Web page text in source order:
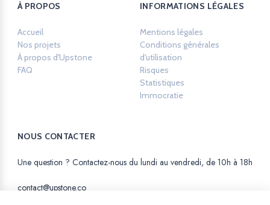
À PROPOS
Accueil
Nos projets
À propos d'Upstone
FAQ
INFORMATIONS LÉGALES
Mentions légales
Conditions générales
d'utilisation
Risques
Statistiques
Immocratie
NOUS CONTACTER
Une question ? Contactez-nous du lundi au vendredi, de 10h à 18h
contact@upstone.co